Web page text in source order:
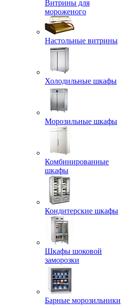
Витрины для
мороженого
Настольные витрины
Холодильные шкафы
Морозильные шкафы
Комбинированные
шкафы
Кондитерские шкафы
Шкафы шоковой
заморозки
Барные морозильники